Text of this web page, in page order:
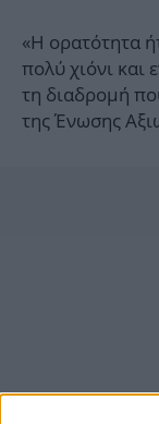
«Η ορατότητα
πολύ χιόνι και
τη διαδρομή
της Ένωσης